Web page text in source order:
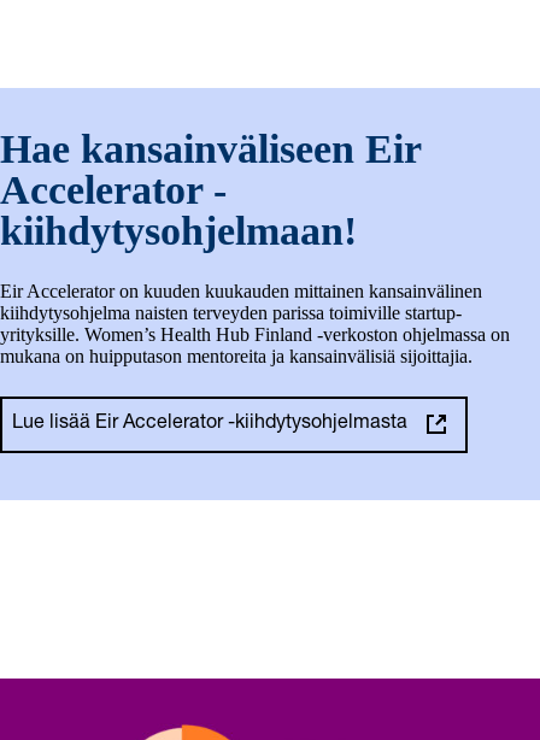
Hae kansainväliseen Eir
Accelerator -
kiihdytysohjelmaan!
Eir Accelerator on kuuden kuukauden mittainen kansainvälinen
kiihdytysohjelma naisten terveyden parissa toimiville startup-
yrityksille. Women’s Health Hub Finland -verkoston ohjelmassa on
mukana on huipputason mentoreita ja kansainvälisiä sijoittajia.
Lue lisää Eir Accelerator -kiihdytysohjelmasta